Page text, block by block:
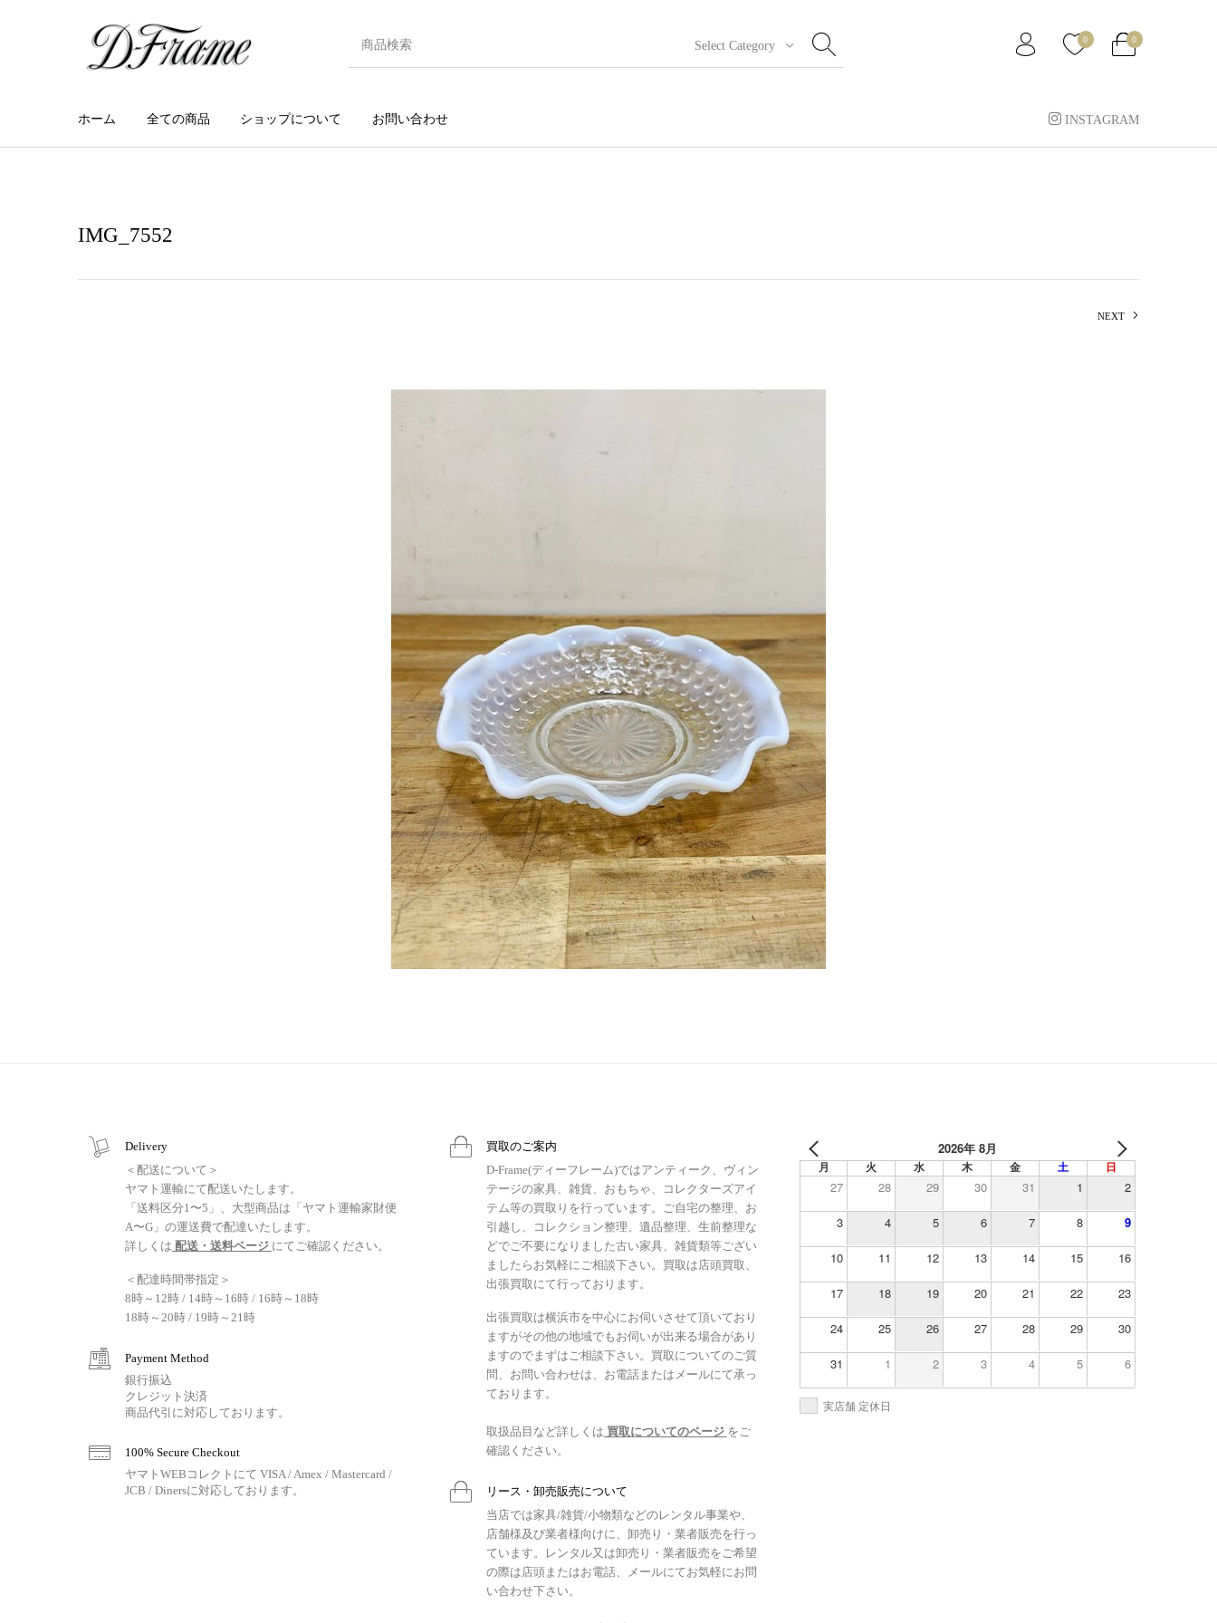
Select Category 0 0
ホーム 全ての商品 ショップについて お問い合わせ INSTAGRAM
IMG_7552
NEXT
Delivery
＜配送について＞
ヤマト運輸にて配送いたします。
「送料区分1〜5」、大型商品は「ヤマト運輸家財便
A〜G」の運送費で配達いたします。
詳しくは 配送・送料ページ にてご確認ください。
＜配達時間帯指定＞
8時～12時 / 14時～16時 / 16時～18時
18時～20時 / 19時～21時
Payment Method
銀行振込
クレジット決済
商品代引に対応しております。
100% Secure Checkout
ヤマトWEBコレクトにて VISA / Amex / Mastercard /
JCB / Dinersに対応しております。
買取のご案内
D-Frame(ディーフレーム)ではアンティーク、ヴィン
テージの家具、雑貨、おもちゃ、コレクターズアイ
テム等の買取りを行っています。ご自宅の整理、お
引越し、コレクション整理、遺品整理、生前整理な
どでご不要になりました古い家具、雑貨類等ござい
ましたらお気軽にご相談下さい。買取は店頭買取、
出張買取にて行っております。
出張買取は横浜市を中心にお伺いさせて頂いており
ますがその他の地域でもお伺いが出来る場合があり
ますのでまずはご相談下さい。買取についてのご質
問、お問い合わせは、お電話またはメールにて承っ
ております。
取扱品目など詳しくは 買取についてのページ をご
確認ください。
リース・卸売販売について
当店では家具/雑貨/小物類などのレンタル事業や、
店舗様及び業者様向けに、卸売り・業者販売を行っ
ています。レンタル又は卸売り・業者販売をご希望
の際は店頭またはお電話、メールにてお気軽にお問
い合わせ下さい。
2026年 8月
月 火 水 木 金 土 日
27 28 29 30 31 1 2
3 4 5 6 7 8 9
10 11 12 13 14 15 16
17 18 19 20 21 22 23
24 25 26 27 28 29 30
31 1 2 3 4 5 6
実店舗 定休日